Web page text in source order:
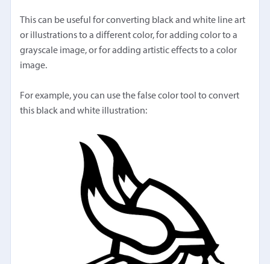
This can be useful for converting black and white line art
or illustrations to a different color, for adding color to a
grayscale image, or for adding artistic effects to a color
image.
For example, you can use the false color tool to convert
this black and white illustration: